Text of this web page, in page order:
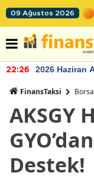
09 Ağustos 2026
22:26 2026 Haziran
FinansTaksi
AKSGY
Destek!